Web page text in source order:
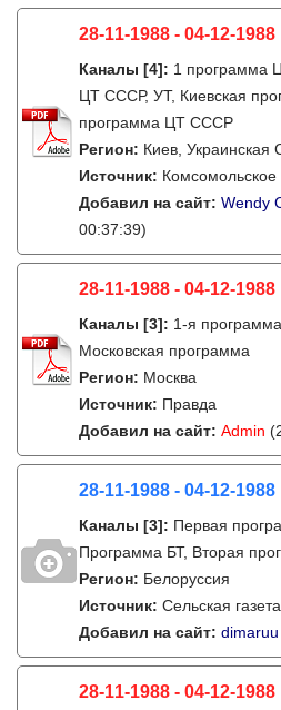
28-11-1988 - 04-12-1988
Каналы [4]: 1 программа
ЦТ СССР, УТ, Киевская
программа ЦТ СССР
Регион: Киев, Украинская
Источник: Комсомольское
Добавил на сайт: Wendy
00:37:39)
28-11-1988 - 04-12-1988
Каналы [3]: 1-я
Московская программа
Регион: Москва
Источник: Правда
Добавил на сайт: Admin
28-11-1988 - 04-12-1988
Каналы [3]: Первая
Программа БТ, Вторая
Регион: Белоруссия
Источник: Сельская газета
Добавил на сайт: dimaruu
28-11-1988 - 04-12-1988